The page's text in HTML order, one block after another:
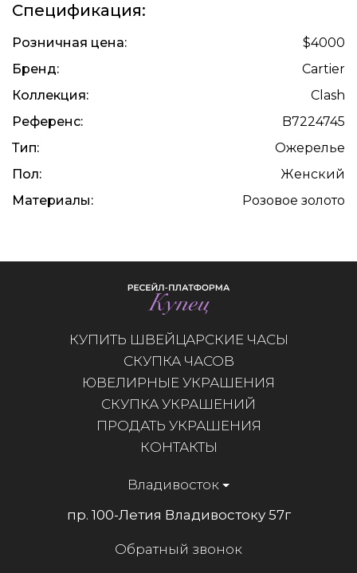
Спецификация:
Розничная цена:
$4000
Бренд:
Cartier
Коллекция:
Clash
Референс:
B7224745
Тип:
Ожерелье
Пол:
Женский
Материалы:
Розовое золото
КУПИТЬ ШВЕЙЦАРСКИЕ ЧАСЫ
СКУПКА ЧАСОВ
ЮВЕЛИРНЫЕ УКРАШЕНИЯ
СКУПКА УКРАШЕНИЙ
ПРОДАТЬ УКРАШЕНИЯ
КОНТАКТЫ
Владивосток
пр. 100-Летия Владивостокy 57г
Обратный звонок